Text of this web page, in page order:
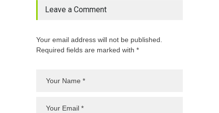
Leave a Comment
Your email address will not be published.
Required fields are marked with *